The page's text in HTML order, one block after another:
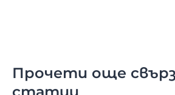
Прочети още